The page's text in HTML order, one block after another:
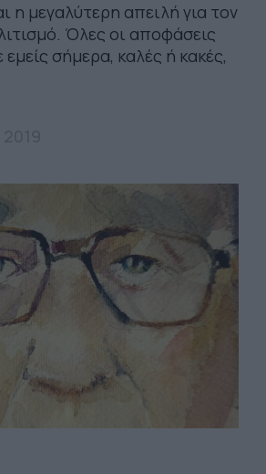
η μεγαλύτερη απειλή για τον
Όλες οι αποφάσεις
σήμερα, καλές ή κακές,